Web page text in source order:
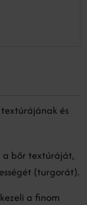
és
a bőr textúráját,
(turgorát).
a finom